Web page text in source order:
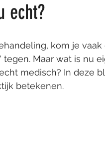
echt?
kom je
Maar wat is nu
medisch? In deze
betekenen.